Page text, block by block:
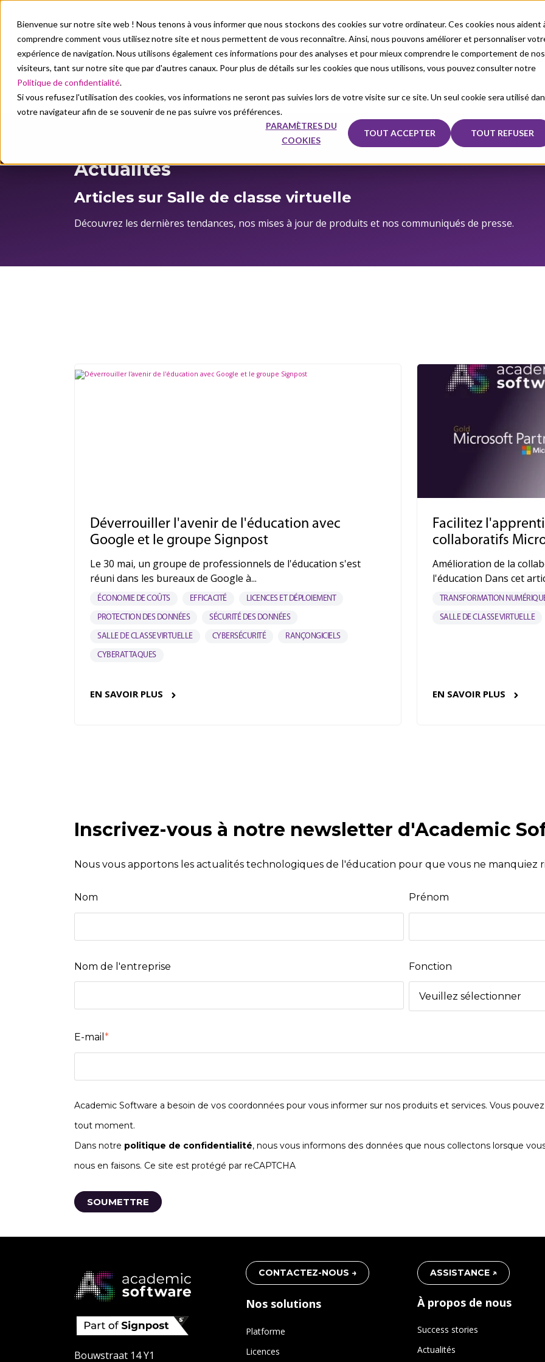
Bienvenue sur notre site web ! Nous tenons à vous informer que nous stockons des cookies sur votre ordinateur. Ces cookies nous aident
comprendre comment vous utilisez notre site et nous permettent de vous reconnaître. Ainsi, nous pouvons améliorer et personnaliser
expérience de navigation. Nous utilisons également ces informations pour des analyses et pour mieux comprendre le comportement de nos
visiteurs, tant sur notre site que par d'autres canaux. Pour plus de détails sur les cookies que nous utilisons, vous pouvez consulter notre
Politique de confidentialité.
Si vous refusez l'utilisation des cookies, vos informations ne seront pas suivies lors de votre visite sur ce site. Un seul cookie sera utilisé
votre navigateur afin de se souvenir de ne pas suivre vos préférences.
PARAMÈTRES DU
COOKIES
TOUT ACCEPTER TOUT REFUSER
Nos solutions Notre cible À propos de nous Sales ACCÈS
À propos de nous Actualités
Actualités
Articles sur Salle de classe virtuelle
Découvrez les dernières tendances, nos mises à jour de produits et nos communiqués de presse.
Déverrouiller l'avenir de l'éducation avec
Google et le groupe Signpost
Le 30 mai, un groupe de professionnels de l'éducation s'est
réuni dans les bureaux de Google à...
ÉCONOMIE DE COÛTS EFFICACITÉ LICENCES ET DÉPLOIEMENT
PROTECTION DES DONNÉES SÉCURITÉ DES DONNÉES
SALLE DE CLASSE VIRTUELLE CYBERSÉCURITÉ RANÇONGICIELS
CYBERATTAQUES
EN SAVOIR PLUS
Facilitez
collaboratifs
Amélioration de la
l'éducation Dans cet
TRANSFORMATION
SALLE DE CLASSE VIRTUELLE
EN SAVOIR PLUS
Inscrivez-vous à notre newsletter d'Academic
Nous vous apportons les actualités technologiques de l'éducation pour que vous ne manquiez
Nom Prénom
Nom de l'entreprise Fonction
E-mail *
Academic Software a besoin de vos coordonnées pour vous informer sur nos produits et services. Vous
tout moment.
Dans notre politique de confidentialité, nous vous informons des données que nous collectons lorsque
nous en faisons. Ce site est protégé par reCAPTCHA
Bouwstraat 14 Y1
CONTACTEZ-NOUS →
Nos solutions
Platforme
Licences
ASSISTANCE ↗
À propos de nous
Success stories
Actualités